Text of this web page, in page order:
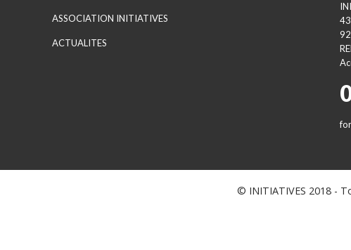
ASSOCIATION INITIATIVES
ACTUALITES
© INITIATIVES 2018 -